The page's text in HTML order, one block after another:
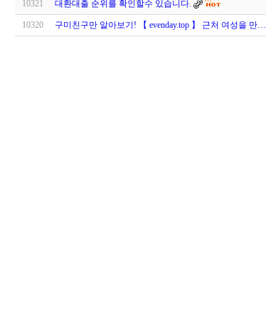
10321 대환대출 순위를 확인할수 있습니다.
10320 구­미­친­구만 알아보기! 【 evenday.top 】 근처 여성을 만…